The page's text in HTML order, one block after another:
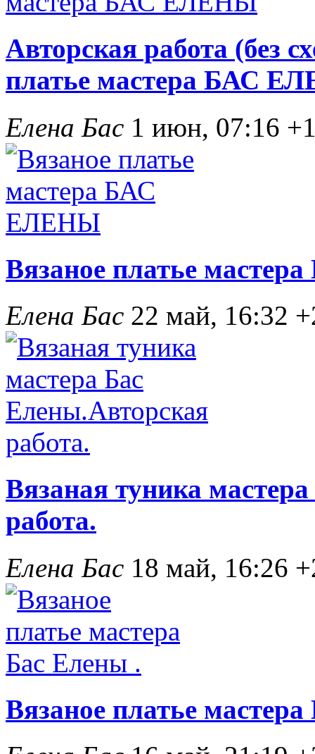
Авторская работа (без
платье мастера БАС
Елена Бас 1 июн, 07:16
Вязаное платье
Елена Бас 22 май, 16:32
Вязаная туника
работа.
Елена Бас 18 май, 16:26
Вязаное платье